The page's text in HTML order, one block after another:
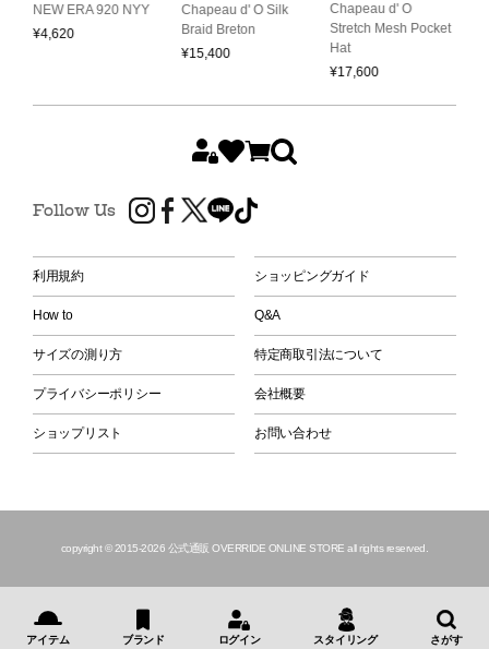
NEW ERA 920 NYY
¥4,620
Chapeau d' O Silk
Braid Breton
¥15,400
Chapeau d' O
Stretch Mesh Pocket
Hat
¥17,600
Follow Us
利用規約 ショッピングガイド
How to Q&A
サイズの測り方 特定商取引法について
プライバシーポリシー 会社概要
ショップリスト お問い合わせ
copyright © 2015-2026 公式通販 OVERRIDE ONLINE STORE all rights reserved.
アイテム ブランド ログイン スタイリング さがす